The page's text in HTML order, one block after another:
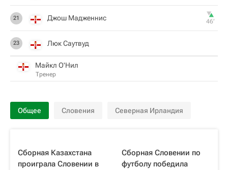
21 Джош Мадженнис 46‎’‎
23 Люк Саутвуд
Майкл О'Нил
Тренер
Общее Словения Северная Ирландия
Сборная Казахстана
проиграла Словении в
Сборная Словении по
футболу победила